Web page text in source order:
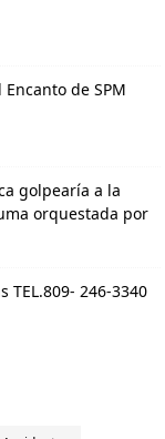
de SPM
golpearía a la
orquestada por
TEL.809- 246-3340